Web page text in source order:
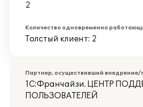
2
Количество одновременно
Толстый клиент: 2
Партнер, осуществивший внедрение/
1С:Франчайзи. ЦЕНТР
ПОЛЬЗОВАТЕЛЕЙ